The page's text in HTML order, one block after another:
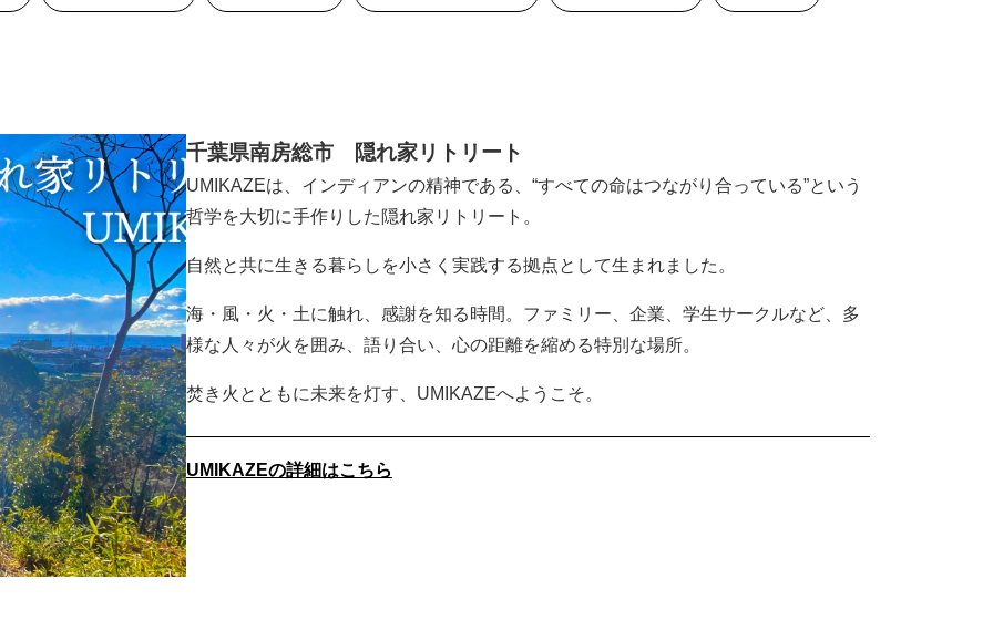
千葉県南房総市 隠れ家リトリート
UMIKAZEは、インディアンの精神である、“すべての命はつながり合っている”という
哲学を大切に手作りした隠れ家リトリート。
自然と共に生きる暮らしを小さく実践する拠点として生まれました。
海・風・火・土に触れ、感謝を知る時間。ファミリー、企業、学生サークルなど、多
様な人々が火を囲み、語り合い、心の距離を縮める特別な場所。
焚き火とともに未来を灯す、UMIKAZEへようこそ。
UMIKAZEの詳細はこちら